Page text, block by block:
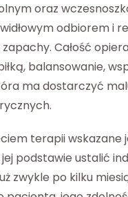
oraz
odbiorem i
Całość
balansowanie,
ma dostarczyć
terapii
podstawie ustalić
zwykle po kilku